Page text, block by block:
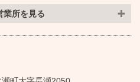
業所を見る